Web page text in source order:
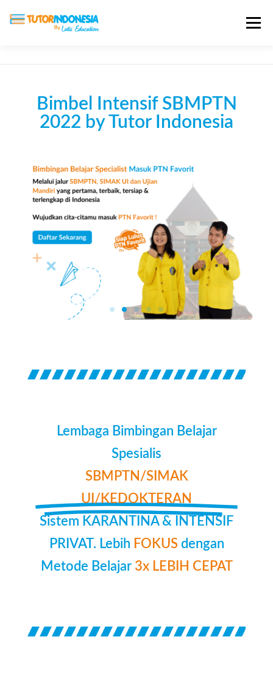
Menu
BIAYA LES TESTIMONI PROFIL ALUMNI
Bimbel Intensif SBMPTN
2022 by Tutor Indonesia
Lembaga Bimbingan Belajar
Spesialis
SBMPTN/SIMAK
UI/KEDOKTERAN
Sistem KARANTINA & INTENSIF
PRIVAT. Lebih FOKUS dengan
Metode Belajar 3x LEBIH CEPAT